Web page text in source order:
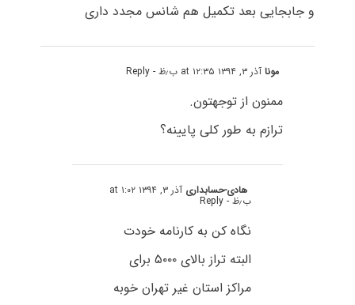
و جابجایی بعد تکمیل هم شانس مجدد داری
موناآذر ۳, ۱۳۹۴ at ۱۲:۳۵ ب٫ظ - Reply
ممنون از توجهتون.
ترازم به طور کلی پایینه؟
هادی-حسابداری آذر ۳, ۱۳۹۴ at ۱:۰۲
ب٫ظ - Reply
نگاه کن به کارنامه خودت
البته تراز بالای ۵۰۰۰ برای
مراکز استان غیر تهران خوبه